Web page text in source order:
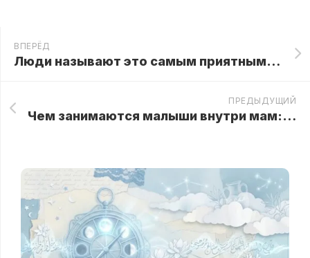
ВПЕРЁД
Люди называют это самым приятным видео в мире. С ними невозможно не согласиться…
ПРЕДЫДУЩИЙ
Чем занимаются малыши внутри мам: поразительные кадры